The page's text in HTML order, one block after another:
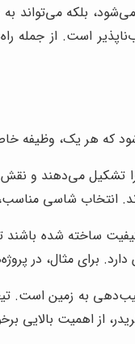
بلکه می‌تواند
است. از
که هر یک، وظیفه
تشکیل می‌دهند و نقش
انتخاب شاسی
ساخته شده
برای مثال، در
به زمین است.
از اهمیت بالایی